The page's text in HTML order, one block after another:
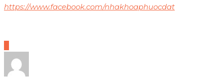
https://www.facebook.com/nhakhoaphuocdat